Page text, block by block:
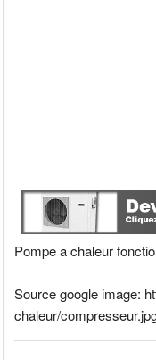
Pompe a chaleur
Source google image:
chaleur/